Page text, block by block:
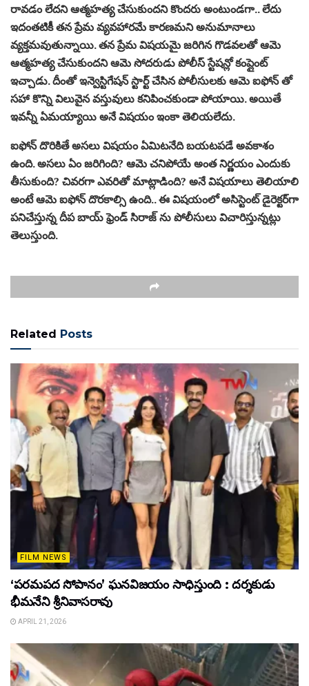
రావడం లేదని ఆత్మహత్య చేసుకుందని కొందరు అంటుండగా.. లేదు
ఇదంతటికీ తన ప్రేమ వ్యవహారమే కారణమని అనుమానాలు
వ్యక్తమవుతున్నాయి. తన ప్రేమ విషయమై జరిగిన గొడవలతో ఆమె
ఆత్మహత్య చేసుకుందని ఆమె సోదరుడు పోలీస్ స్టేషన్లో కంప్లైంట్
ఇచ్చాడు. దీంతో ఇన్వెస్టిగేషన్ స్టార్ట్ చేసిన పోలీసులకు ఆమె ఐఫోన్ తో
సహా కొన్ని విలువైన వస్తువులు కనిపించకుండా పోయాయి. అయితే
ఇవన్నీ ఏమయ్యాయి అనే విషయం ఇంకా తెలియలేదు.
ఐఫోన్ దొరికితే అసలు విషయం ఏమిటనేది బయటపడే అవకాశం
ఉంది. అసలు ఏం జరిగింది? ఆమె చనిపోయే అంత నిర్ణయం ఎందుకు
తీసుకుంది? చివరగా ఎవరితో మాట్లాడింది? అనే విషయాలు తెలియాలి
అంటే ఆమె ఐఫోన్ దొరకాల్సి ఉంది.. ఈ విషయంలో అసిస్టెంట్ డైరెక్టర్‌గా
పనిచేస్తున్న దీప బాయ్ ఫ్రెండ్ సిరాజ్ ను పోలీసులు విచారిస్తున్నట్లు
తెలుస్తుంది.
Related Posts
FILM NEWS
‘పరమపద సోపానం’ ఘనవిజయం సాధిస్తుంది : దర్శకుడు
భీమనేని శ్రీనివాసరావు
APRIL 21, 2026